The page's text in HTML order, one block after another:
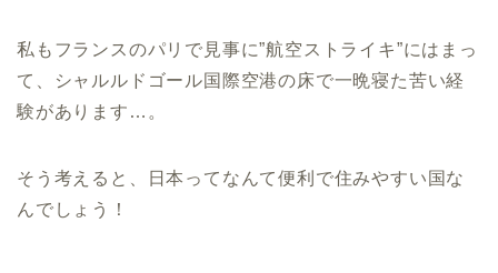
私もフランスのパリで見事に”航空ストライキ”にはまっ
て、シャルルドゴール国際空港の床で一晩寝た苦い経
験があります…。
そう考えると、日本ってなんて便利で住みやすい国な
んでしょう！